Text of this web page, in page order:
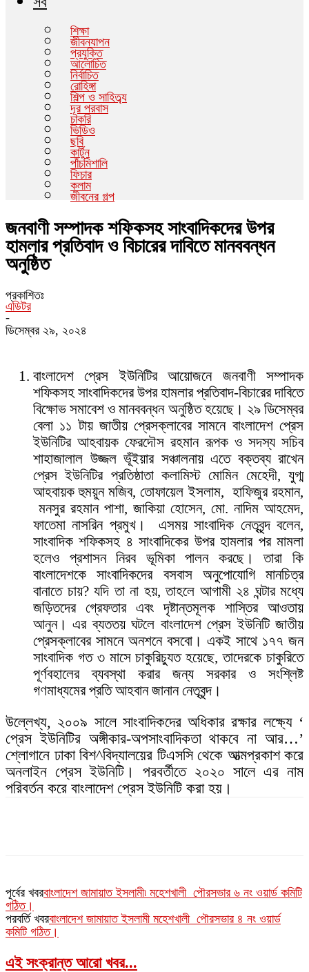
শিক্ষা
জীবনযাপন
প্রযুক্তি
আলোচিত
নির্বাচিত
রোহিঙ্গা
শিল্প ও সাহিত্ব্য
দূর পরবাস
চাকরি
ভিডিও
ছবি
কার্টুন
পাঁচমিশালি
ফিচার
কলাম
জীবনের গল্প
জনবাণী সম্পাদক শফিকসহ সাংবাদিকদের উপর
হামলার প্রতিবাদ ও বিচারের দাবিতে মানববন্ধন
অনুষ্ঠিত
প্রকাশিতঃ
এডিটর
-
ডিসেম্বর ২৯, ২০২৪
বাংলাদেশ প্রেস ইউনিটির আয়োজনে জনবাণী সম্পাদক
শফিকসহ সাংবাদিকদের উপর হামলার প্রতিবাদ-বিচারের দাবিতে
বিক্ষোভ সমাবেশ ও মানববন্ধন অনুষ্ঠিত হয়েছে। ২৯ ডিসেম্বর
বেলা ১১ টায় জাতীয় প্রেসক্লাবের সামনে বাংলাদেশ প্রেস
ইউনিটির আহবায়ক ফেরদৌস রহমান রূপক ও সদস্য সচিব
শাহাজালাল উজ্জল ভূঁইয়ার সঞ্চালনায় এতে বক্তব্য রাখেন
প্রেস ইউনিটির প্রতিষ্ঠাতা কলামিস্ট মোমিন মেহেদী, যুগ্ম
আহবায়ক হুময়ুন মজিব, তোফায়েল ইসলাম, হাফিজুর রহমান,
মনসুর রহমান পাশা, জাকিয়া হোসেন, মো. নাদিম আহমেদ,
ফাতেমা নাসরিন প্রমুখ। এসময় সাংবাদিক নেতৃবৃন্দ বলেন,
সাংবাদিক শফিকসহ ৪ সাংবাদিকের উপর হামলার পর মামলা
হলেও প্রশাসন নিরব ভূমিকা পালন করছে। তারা কি
বাংলাদেশকে সাংবাদিকদের বসবাস অনুপোযোগি মানচিত্র
বানাতে চায়? যদি তা না হয়, তাহলে আগামী ২৪ ঘন্টার মধ্যে
জড়িতদের গ্রেফতার এবং দৃষ্টান্তমূলক শাস্তির আওতায়
আনুন। এর ব্যততয় ঘটলে বাংলাদেশ প্রেস ইউনিটি জাতীয়
প্রেসক্লাবের সামনে অনশনে বসবো। একই সাথে ১৭৭ জন
সাংবাদিক গত ৩ মাসে চাকুরিচ্যুত হয়েছে, তাদেরকে চাকুরিতে
পূর্ণবহালের ব্যবস্থা করার জন্য সরকার ও সংশ্লিষ্ট
গণমাধ্যমের প্রতি আহবান জানান নেতৃবৃন্দ।
উল্লেখ্য, ২০০৯ সালে সাংবাদিকদের অধিকার রক্ষার লক্ষ্যে ‘
প্রেস ইউনিটির অঙ্গীকার-অপসাংবাদিকতা থাকবে না আর…’
শ্লোগানে ঢাকা বিশ^বিদ্যালয়ের টিএসসি থেকে আত্মপ্রকাশ করে
অনলাইন প্রেস ইউনিটি। পরবর্তীতে ২০২০ সালে এর নাম
পরিবর্তন করে বাংলাদেশ প্রেস ইউনিটি করা হয়।
পূর্বের খবরবাংলাদেশ জামায়াত ইসলামী৷ মহেশখালী পৌরসভার ৬ নং ওয়ার্ড কমিটি
গঠিত।
পরবর্তি খবরবাংলাদেশ জামায়াত ইসলামী মহেশখালী পৌরসভার ৪ নং ওয়ার্ড
কমিটি গঠিত।
এই সংক্রান্ত আরো খবর...